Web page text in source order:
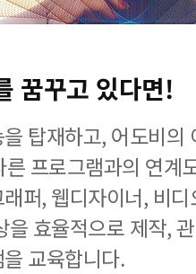
꿈꾸고 있다면!
탑재하고, 어도비
프로그램과의 연계
퍼, 웹디자이너, 비
을 효율적으로 제작,
교육합니다.